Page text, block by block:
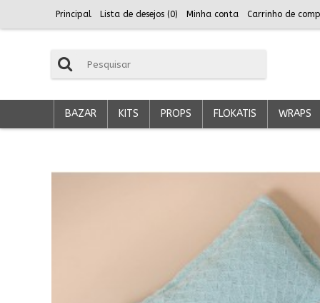
Principal Lista de desejos (0) Minha conta Carrinho de
BAZAR KITS PROPS FLOKATIS WRAPS